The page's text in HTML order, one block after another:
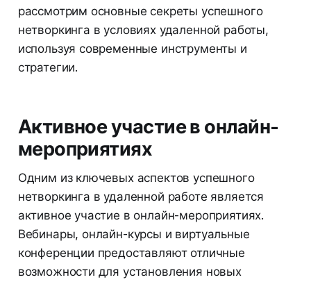
рассмотрим основные секреты успешного
нетворкинга в условиях удаленной работы,
используя современные инструменты и
стратегии.
Активное участие в онлайн-
мероприятиях
Одним из ключевых аспектов успешного
нетворкинга в удаленной работе является
активное участие в онлайн-мероприятиях.
Вебинары, онлайн-курсы и виртуальные
конференции предоставляют отличные
возможности для установления новых